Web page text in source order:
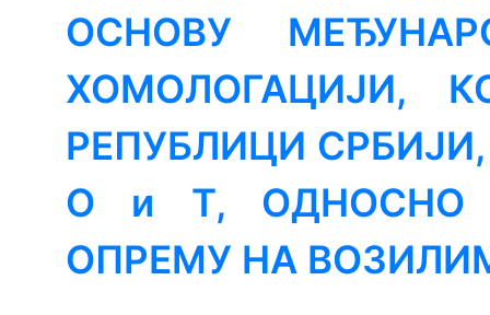
ОСНОВУ
ХОМОЛОГАЦИЈИ,
РЕПУБЛИЦИ СРБИЈИ,
O и T, ОДНОСНО
ОПРЕМУ НА